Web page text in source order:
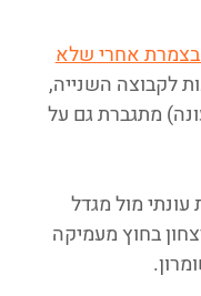
בצמרת אחרי שלא
לקבוצה השנייה,
מתגברת גם על
מול מגדל
בחוץ מעמיקה